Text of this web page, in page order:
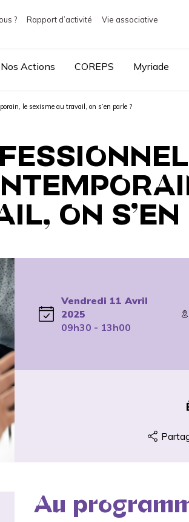
? Rapport d’activité
Vie associative
Nos Actions COREPS Myriade
le sexisme au travail, on s’en parle ?
ON
Vendredi 11 Avril
2025
09h30 - 13h00
Au